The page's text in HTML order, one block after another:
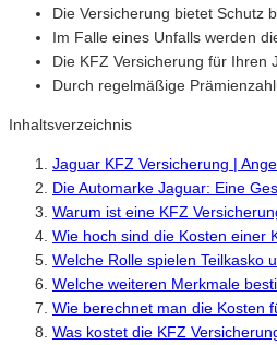
Die Versicherung bietet Schutz
Im Falle eines Unfalls werden
Die KFZ Versicherung für Ihren
Durch regelmäßige
Inhaltsverzeichnis
Jaguar KFZ Versicherung |
Die Automarke Jaguar: Eine
Warum ist eine KFZ
Wie hoch sind die Kosten einer
Welche Rolle spielen Teilkasko
Welche weiteren Merkmale
Wie berechnet man die Kosten
Was kostet die KFZ